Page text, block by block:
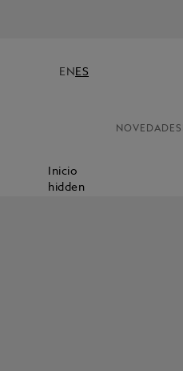
EN ES
NOVEDADES
Inicio
hidden